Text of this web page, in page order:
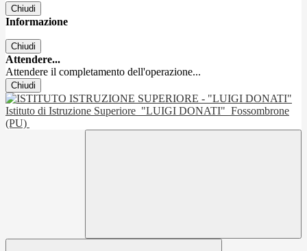
Chiudi
Informazione
Chiudi
Attendere...
Attendere il completamento dell'operazione...
Chiudi
Istituto di Istruzione Superiore "LUIGI DONATI" Fossombrone
(PU)